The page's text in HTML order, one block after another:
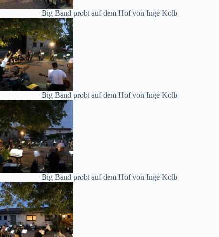
Big Band probt auf dem Hof von Inge Kolb
Big Band probt auf dem Hof von Inge Kolb
Big Band probt auf dem Hof von Inge Kolb